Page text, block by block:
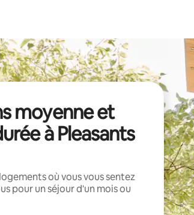
moyenne et
à Pleasants
où vous vous sentez
pour un séjour d'un mois ou